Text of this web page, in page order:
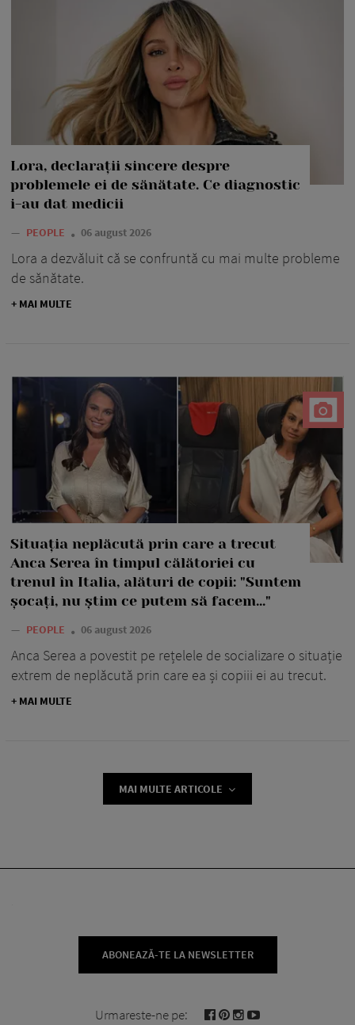
Lora, declarații sincere despre
problemele ei de sănătate. Ce diagnostic
i-au dat medicii
— PEOPLE 06 august 2026
Lora a dezvăluit că se confruntă cu mai multe probleme
de sănătate.
+ MAI MULTE
Situația neplăcută prin care a trecut
Anca Serea în timpul călătoriei cu
trenul în Italia, alături de copii: "Suntem
șocați, nu știm ce putem să facem..."
— PEOPLE 06 august 2026
Anca Serea a povestit pe rețelele de socializare o situație
extrem de neplăcută prin care ea și copiii ei au trecut.
+ MAI MULTE
MAI MULTE ARTICOLE
ABONEAZĂ-TE LA NEWSLETTER
Urmareste-ne pe: